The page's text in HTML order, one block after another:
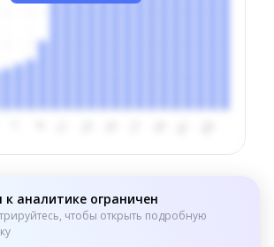
к аналитике ограничен
чтобы открыть подробную